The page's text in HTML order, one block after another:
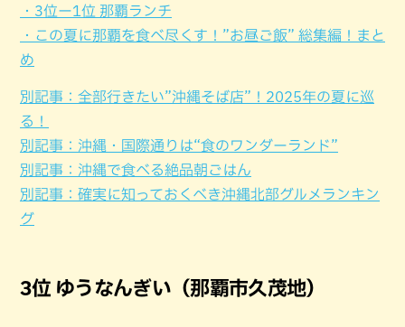
・3位ー1位 那覇ランチ
・この夏に那覇を食べ尽くす！”お昼ご飯” 総集編！まと
め
別記事：全部行きたい”沖縄そば店”！2025年の夏に巡
る！
別記事：沖縄・国際通りは“食のワンダーランド”
別記事：沖縄で食べる絶品朝ごはん
別記事：確実に知っておくべき沖縄北部グルメランキン
グ
3位 ゆうなんぎい（那覇市久茂地）